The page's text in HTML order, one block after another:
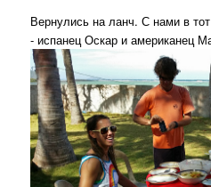
Вернулись на ланч. С нами в
- испанец Оскар и американец